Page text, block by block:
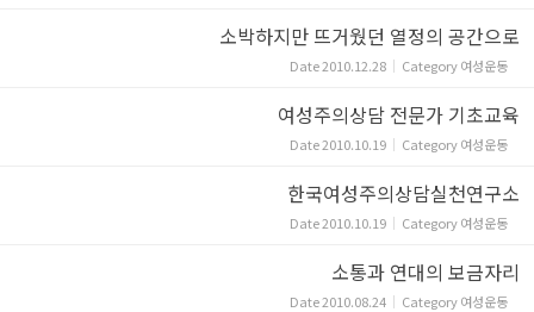
소박하지만 뜨거웠던 열정의 공간으로
Date2010.12.28 Category여성운동
여성주의상담 전문가 기초교육
Date2010.10.19 Category여성운동
한국여성주의상담실천연구소
Date2010.10.19 Category여성운동
소통과 연대의 보금자리
Date2010.08.24 Category여성운동